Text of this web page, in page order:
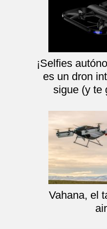
¡Selfies
es un dron
sigue (y te
Vahana, el